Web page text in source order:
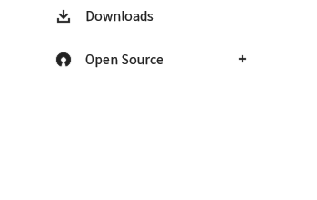
Downloads
Open Source